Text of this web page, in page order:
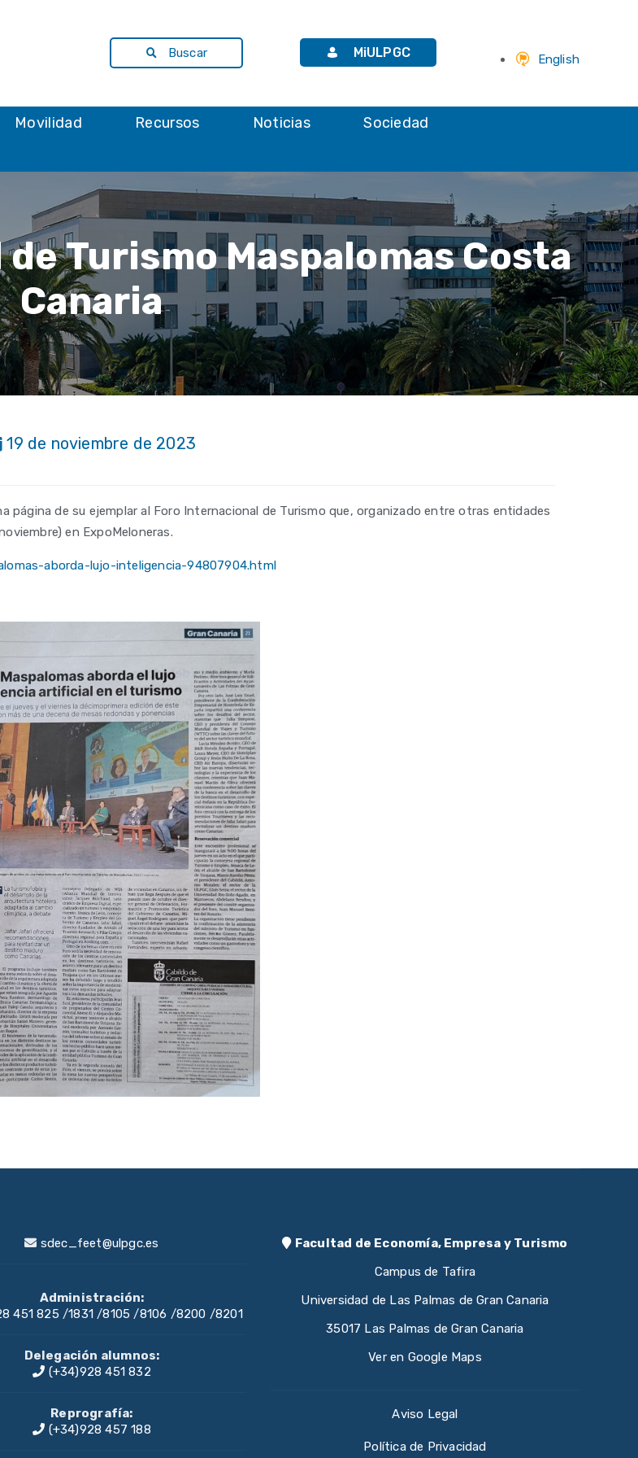
Buscar MiULPGC English
Movilidad Recursos Noticias
Sociedad
Turismo Maspalomas Costa
Canaria
19 de noviembre de 2023
página de su ejemplar al Foro Internacional de Turismo que, organizado entre otras entidades
en ExpoMeloneras.
aborda-lujo-inteligencia-94807904.html
sdec_feet@ulpgc.es
Administración:
451 825 /1831/8105 /8106 /8200 /8201
Delegación alumnos:
(+34)928 451 832
Reprografía:
(+34)928 457 188
Facultad de Economía, Empresa y Turismo
Campus de Tafira
Universidad de Las Palmas de Gran Canaria
35017 Las Palmas de Gran Canaria
Ver en Google Maps
Aviso Legal
Política de Privacidad